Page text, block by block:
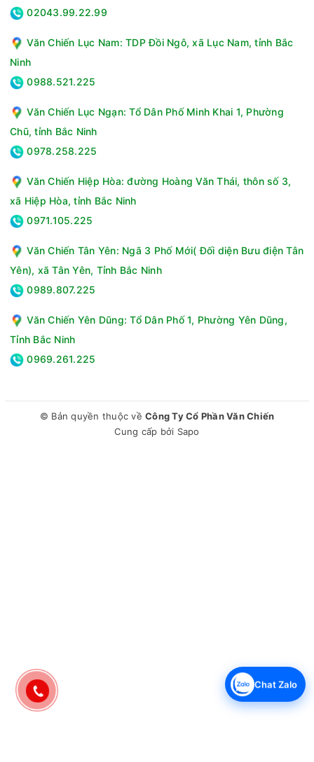
02043.99.22.99
Văn Chiến Lục Nam: TDP Đồi Ngô, xã Lục Nam, tỉnh Bắc
Ninh
0988.521.225
Văn Chiến Lục Ngạn: Tổ Dân Phố Minh Khai 1, Phường
Chũ, tỉnh Bắc Ninh
0978.258.225
Văn Chiến Hiệp Hòa: đường Hoàng Văn Thái, thôn số 3,
xã Hiệp Hòa, tỉnh Bắc Ninh
0971.105.225
Văn Chiến Tân Yên: Ngã 3 Phố Mới( Đối diện Bưu điện Tân
Yên), xã Tân Yên, Tỉnh Bắc Ninh
0989.807.225
Văn Chiến Yên Dũng: Tổ Dân Phố 1, Phường Yên Dũng,
Tỉnh Bắc Ninh
0969.261.225
© Bản quyền thuộc về Công Ty Cổ Phần Văn Chiến
Cung cấp bởi Sapo
Chat Zalo